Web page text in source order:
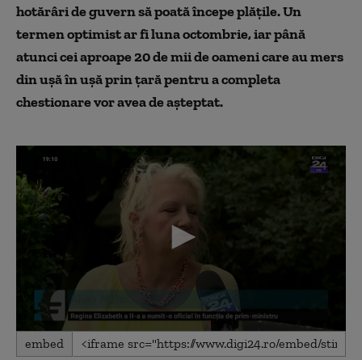
hotărâri de guvern să poată începe plățile. Un
termen optimist ar fi luna octombrie, iar până
atunci cei aproape 20 de mii de oameni care au mers
din ușă în ușă prin țară pentru a completa
chestionare vor avea de așteptat.
0
seconds
embed